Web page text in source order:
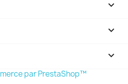


keyboard_arrow_down
par PrestaShop™